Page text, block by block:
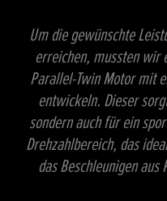
Um die gewünschte
erreichen, mussten wir
Parallel-Twin Motor mit
entwickeln. Dieser
sondern auch für ein
Drehzahlbereich, das
das Beschleunigen